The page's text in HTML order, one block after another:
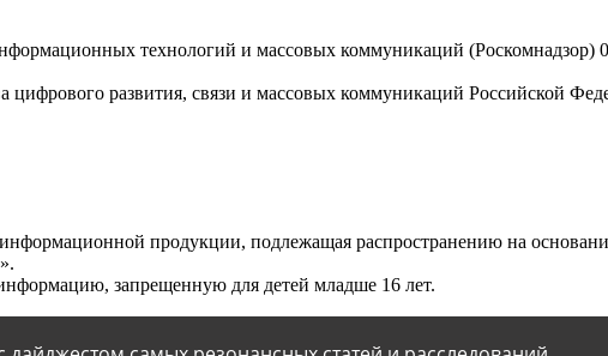
технологий и массовых коммуникаций (Роскомнадзор)
развития, связи и массовых коммуникаций Российской
продукции, подлежащая распространению на
запрещенную для детей младше 16 лет.